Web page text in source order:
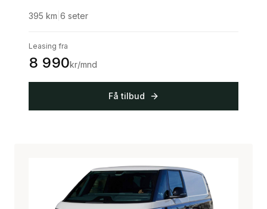
395 km 6 seter
Leasing fra
8 990kr/mnd
Få tilbud